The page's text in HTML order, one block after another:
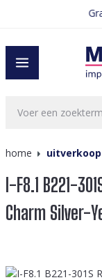
home uitverkoop
I-F8.1 B221-
Charm Silver-
Afbeeldingengalerij